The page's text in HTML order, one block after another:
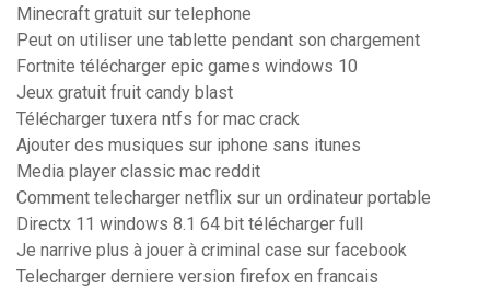
Minecraft gratuit sur telephone
Peut on utiliser une tablette pendant son chargement
Fortnite télécharger epic games windows 10
Jeux gratuit fruit candy blast
Télécharger tuxera ntfs for mac crack
Ajouter des musiques sur iphone sans itunes
Media player classic mac reddit
Comment telecharger netflix sur un ordinateur portable
Directx 11 windows 8.1 64 bit télécharger full
Je narrive plus à jouer à criminal case sur facebook
Telecharger derniere version firefox en francais